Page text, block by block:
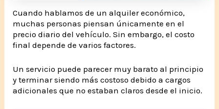
Cuando hablamos de un alquiler económico,
muchas personas piensan únicamente en el
precio diario del vehículo. Sin embargo, el costo
final depende de varios factores.
Un servicio puede parecer muy barato al principio
y terminar siendo más costoso debido a cargos
adicionales que no estaban claros desde el inicio.